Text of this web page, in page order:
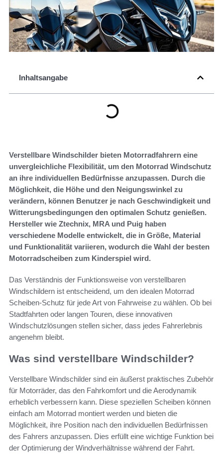
Inhaltsangabe
Verstellbare Windschilder bieten Motorradfahrern eine
unvergleichliche Flexibilität, um den Motorrad Windschutz
an ihre individuellen Bedürfnisse anzupassen. Durch die
Möglichkeit, die Höhe und den Neigungswinkel zu
verändern, können Benutzer je nach Geschwindigkeit und
Witterungsbedingungen den optimalen Schutz genießen.
Hersteller wie Ztechnix, MRA und Puig haben
verschiedene Modelle entwickelt, die in Größe, Material
und Funktionalität variieren, wodurch die Wahl der besten
Motorradscheiben zum Kinderspiel wird.
Das Verständnis der Funktionsweise von verstellbaren
Windschildern ist entscheidend, um den idealen Motorrad
Scheiben-Schutz für jede Art von Fahrweise zu wählen. Ob bei
Stadtfahrten oder langen Touren, diese innovativen
Windschutzlösungen stellen sicher, dass jedes Fahrerlebnis
angenehm bleibt.
Was sind verstellbare Windschilder?
Verstellbare Windschilder sind ein äußerst praktisches Zubehör
für Motorräder, das den Fahrkomfort und die Aerodynamik
erheblich verbessern kann. Diese speziellen Scheiben können
einfach am Motorrad montiert werden und bieten die
Möglichkeit, ihre Position nach den individuellen Bedürfnissen
des Fahrers anzupassen. Dies erfüllt eine wichtige Funktion bei
der Optimierung der Windverhältnisse während der Fahrt.